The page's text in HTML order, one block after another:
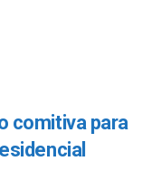
comitiva para